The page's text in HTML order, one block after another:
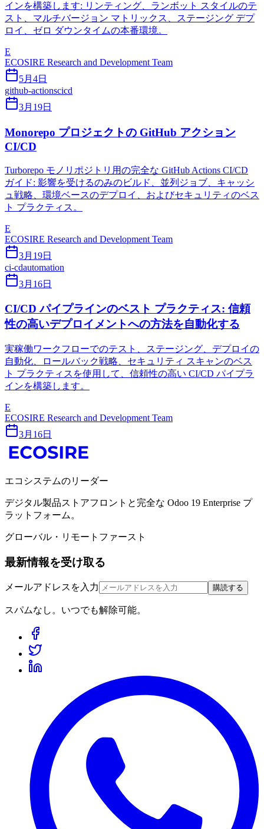
インを構築します: リンティング、ランボット スタイルのテ
スト、マルチバージョン マトリックス、ステージング デプ
ロイ、ゼロ ダウンタイムの本番環境。
E
ECOSIRE Research and Development Team
5月4日
github-actionscicd
3月19日
Monorepo プロジェクトの GitHub アクション
CI/CD
Turborepo モノリポジトリ用の完全な GitHub Actions CI/CD
ガイド: 影響を受けるのみのビルド、並列ジョブ、キャッシ
ュ戦略、環境ベースのデプロイ、およびセキュリティのベス
ト プラクティス。
E
ECOSIRE Research and Development Team
3月19日
ci-cdautomation
3月16日
CI/CD パイプラインのベスト プラクティス: 信頼
性の高いデプロイメントへの方法を自動化する
実稼働ワークフローでのテスト、ステージング、デプロイの
自動化、ロールバック戦略、セキュリティ スキャンのベス
ト プラクティスを使用して、信頼性の高い CI/CD パイプラ
インを構築します。
E
ECOSIRE Research and Development Team
3月16日
エコシステムのリーダー
デジタル製品ストアフロントと完全な Odoo 19 Enterprise プ
ラットフォーム。
グローバル・リモートファースト
最新情報を受け取る
メールアドレスを入力 購読する
スパムなし。いつでも解除可能。